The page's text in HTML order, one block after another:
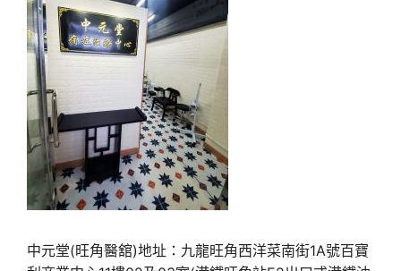
中元堂(旺角醫舘)地址：九龍旺角西洋菜南街1A號百寶